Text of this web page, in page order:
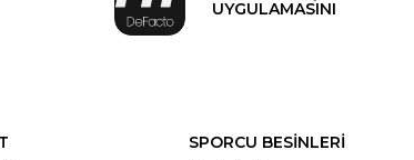
UYGULAMASINI
SPORCU BESİNLERİ